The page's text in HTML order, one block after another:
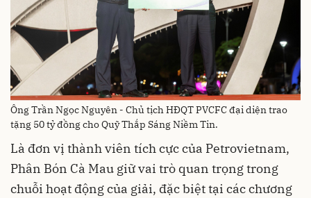
Ông Trần Ngọc Nguyên - Chủ tịch HĐQT PVCFC đại diện trao
tặng 50 tỷ đồng cho Quỹ Thắp Sáng Niềm Tin.
Là đơn vị thành viên tích cực của Petrovietnam,
Phân Bón Cà Mau giữ vai trò quan trọng trong
chuỗi hoạt động của giải, đặc biệt tại các chương